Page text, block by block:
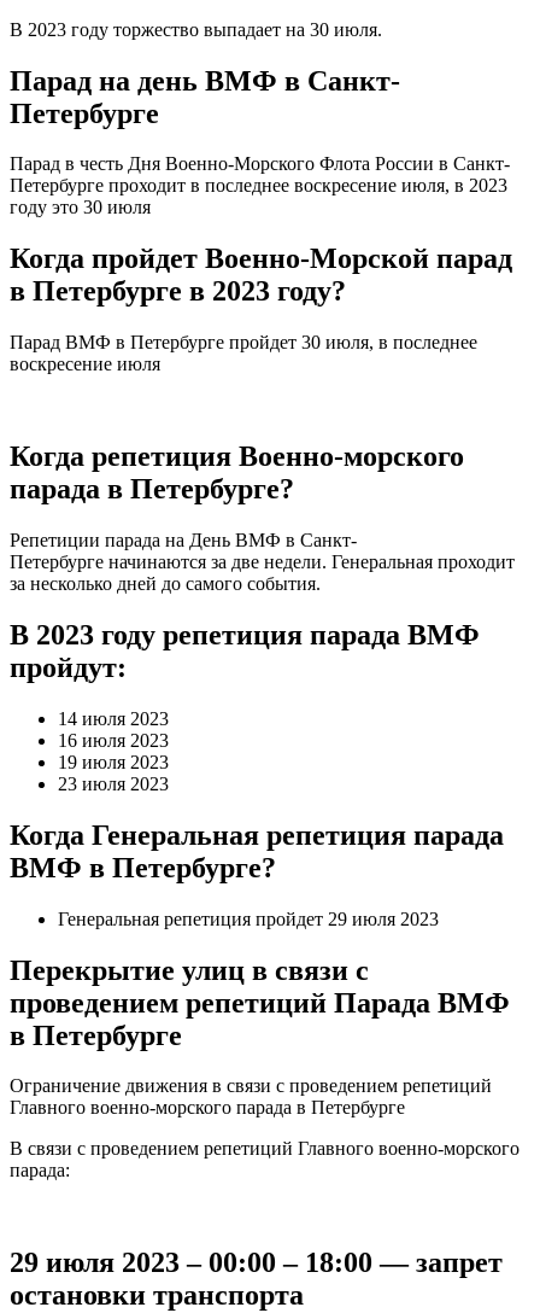
В 2023 году торжество выпадает на 30 июля.
Парад на день ВМФ в Санкт-
Петербурге
Парад в честь Дня Военно-Морского Флота России в Санкт-
Петербурге проходит в последнее воскресение июля, в 2023
году это 30 июля
Когда пройдет Военно-Морской парад
в Петербурге в 2023 году?
Парад ВМФ в Петербурге пройдет 30 июля, в последнее
воскресение июля
Когда репетиция Военно-морского
парада в Петербурге?
Репетиции парада на День ВМФ в Санкт-
Петербурге начинаются за две недели. Генеральная проходит
за несколько дней до самого события.
В 2023 году репетиция парада ВМФ
пройдут:
14 июля 2023
16 июля 2023
19 июля 2023
23 июля 2023
Когда Генеральная репетиция парада
ВМФ в Петербурге?
Генеральная репетиция пройдет 29 июля 2023
Перекрытие улиц в связи с
проведением репетиций Парада ВМФ
в Петербурге
Ограничение движения в связи с проведением репетиций
Главного военно-морского парада в Петербурге
В связи с проведением репетиций Главного военно-морского
парада:
29 июля 2023 – 00:00 – 18:00 — запрет
остановки транспорта